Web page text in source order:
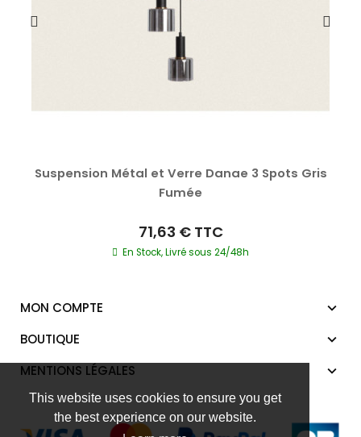
This website uses cookies to ensure you get
the best experience on our website.
Suspension Métal et Verre Danae 3 Spots Gris
Fumée
71,63 € TTC
En Stock, Livré sous 24/48h
MON COMPTE
BOUTIQUE
MENTIONS LÉGALES